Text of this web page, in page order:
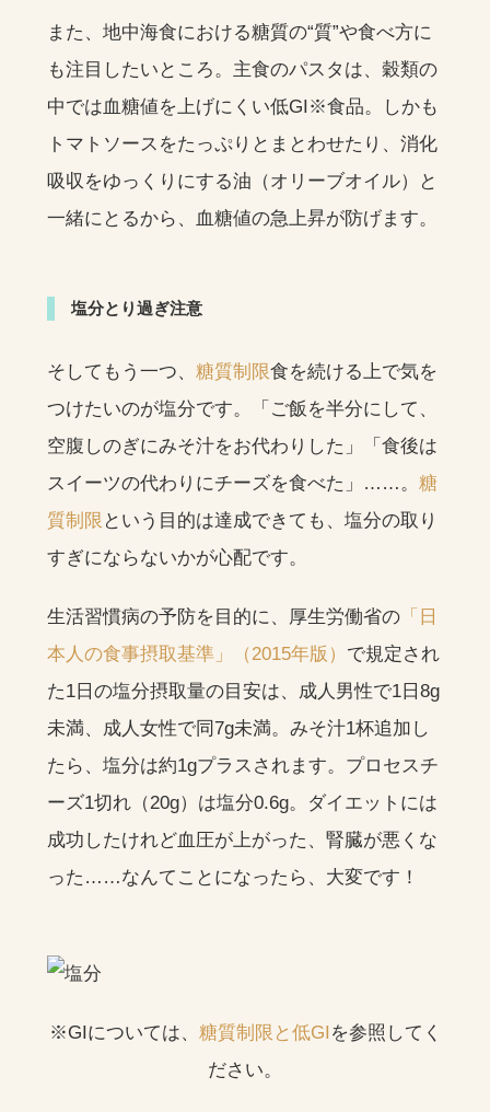
また、地中海食における糖質の“質”や食べ方に
も注目したいところ。主食のパスタは、穀類の
中では血糖値を上げにくい低GI※食品。しかも
トマトソースをたっぷりとまとわせたり、消化
吸収をゆっくりにする油（オリーブオイル）と
一緒にとるから、血糖値の急上昇が防げます。
塩分とり過ぎ注意
そしてもう一つ、 糖質制限食を続ける上で気を
つけたいのが塩分です。「ご飯を半分にして、
空腹しのぎにみそ汁をお代わりした」「食後は
スイーツの代わりにチーズを食べた」……。 糖
質制限 という目的は達成できても、塩分の取り
すぎにならないかが心配です。
生活習慣病の予防を目的に、厚生労働省の 「日
本人の食事摂取基準」（2015年版） で規定され
た1日の塩分摂取量の目安は、成人男性で1日8g
未満、成人女性で同7g未満。みそ汁1杯追加し
たら、塩分は約1gプラスされます。プロセスチ
ーズ1切れ（20g）は塩分0.6g。ダイエットには
成功したけれど血圧が上がった、腎臓が悪くな
った……なんてことになったら、大変です！
※GIについては、 糖質制限と低GIを参照してく
ださい。